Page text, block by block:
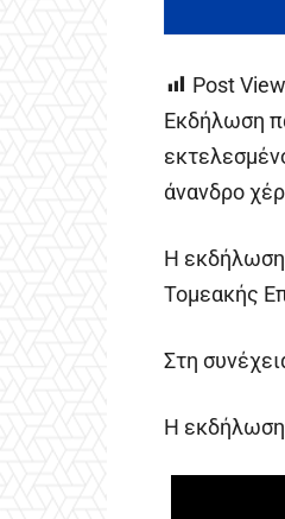
Post
Εκδήλωση
άνανδρο
Η εκδήλωση
Τομεακής
Στη
Η εκδήλωση